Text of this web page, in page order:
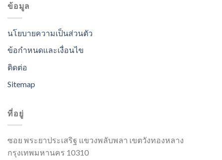
ข้อมูล
นโยบายความเป็นส่วนตัว
ข้อกำหนดและเงื่อนไข
ติดต่อ
Sitemap
ที่อยู่
ซอย พระยาประเสริฐ แขวงพลับพลา เขตวังทองหลาง
กรุงเทพมหานคร 10310